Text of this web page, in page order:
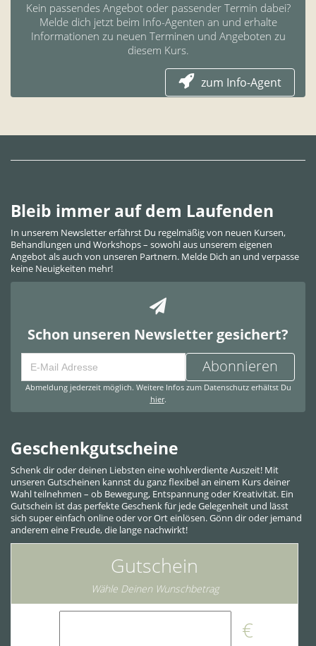
Kein passendes Angebot oder passender Termin dabei?
Melde dich jetzt beim Info-Agenten an und erhalte
Informationen zu neuen Terminen und Angeboten zu
diesem Kurs.
zum Info-Agent
Bleib immer auf dem Laufenden
In unserem Newsletter erfährst Du regelmäßig von neuen Kursen,
Behandlungen und Workshops – sowohl aus unserem eigenen
Angebot als auch von unseren Partnern. Melde Dich an und verpasse
keine Neuigkeiten mehr!
Schon unseren Newsletter gesichert?
Abonnieren
Abmeldung jederzeit möglich. Weitere Infos zum Datenschutz erhältst Du
hier.
Geschenkgutscheine
Schenk dir oder deinen Liebsten eine wohlverdiente Auszeit! Mit
unseren Gutscheinen kannst du ganz flexibel an einem Kurs deiner
Wahl teilnehmen – ob Bewegung, Entspannung oder Kreativität. Ein
Gutschein ist das perfekte Geschenk für jede Gelegenheit und lässt
sich super einfach online oder vor Ort einlösen. Gönn dir oder jemand
anderem eine Freude, die lange nachwirkt!
Gutschein
Wähle Deinen Wunschbetrag
€